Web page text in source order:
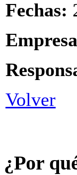
Fechas:
Volver
¿Por